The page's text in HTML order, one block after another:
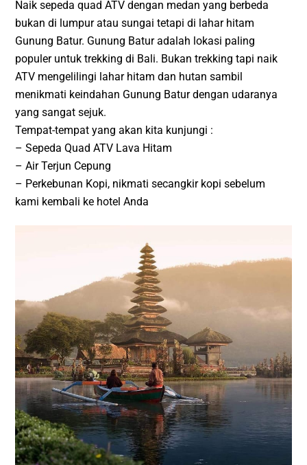
Naik sepeda quad ATV dengan medan yang berbeda
bukan di lumpur atau sungai tetapi di lahar hitam
Gunung Batur. Gunung Batur adalah lokasi paling
populer untuk trekking di Bali. Bukan trekking tapi naik
ATV mengelilingi lahar hitam dan hutan sambil
menikmati keindahan Gunung Batur dengan udaranya
yang sangat sejuk.
Tempat-tempat yang akan kita kunjungi :
– Sepeda Quad ATV Lava Hitam
– Air Terjun Cepung
– Perkebunan Kopi, nikmati secangkir kopi sebelum
kami kembali ke hotel Anda